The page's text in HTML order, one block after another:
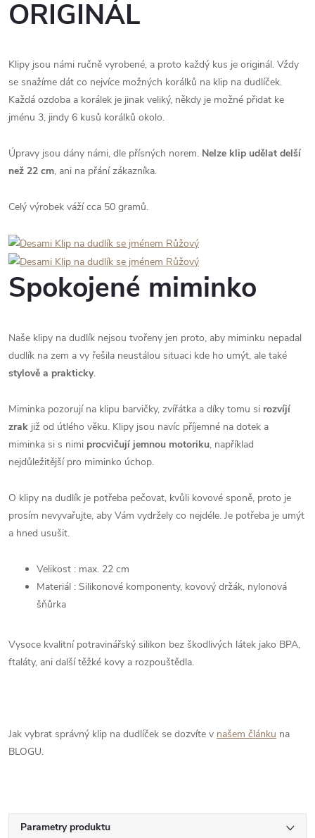
ORIGINÁL
Klipy jsou námi ručně vyrobené, a proto každý kus je originál. Vždy
se snažíme dát co nejvíce možných korálků na klip na dudlíček.
Každá ozdoba a korálek je jinak veliký, někdy je možné přidat ke
jménu 3, jindy 6 kusů korálků okolo.
Úpravy jsou dány námi, dle přísných norem. Nelze klip udělat delší
než 22 cm, ani na přání zákazníka.
Celý výrobek váží cca 50 gramů.
Spokojené miminko
Naše klipy na dudlík nejsou tvořeny jen proto, aby miminku nepadal
dudlík na zem a vy řešila neustálou situaci kde ho umýt, ale také
stylově a prakticky.
Miminka pozorují na klipu barvičky, zvířátka a díky tomu si rozvíjí
zrak již od útlého věku. Klipy jsou navíc příjemné na dotek a
miminka si s nimi procvičují jemnou motoriku, například
nejdůležitější pro miminko úchop.
O klipy na dudlík je potřeba pečovat, kvůli kovové sponě, proto je
prosím nevyvařujte, aby Vám vydržely co nejdéle. Je potřeba je umýt
a hned usušit.
Velikost : max. 22 cm
Materiál : Silikonové komponenty, kovový držák, nylonová
šňůrka
Vysoce kvalitní potravinářský silikon bez škodlivých látek jako BPA,
ftaláty, ani další těžké kovy a rozpouštědla.
Jak vybrat správný klip na dudlíček se dozvíte v našem článku na
BLOGU.
Parametry produktu